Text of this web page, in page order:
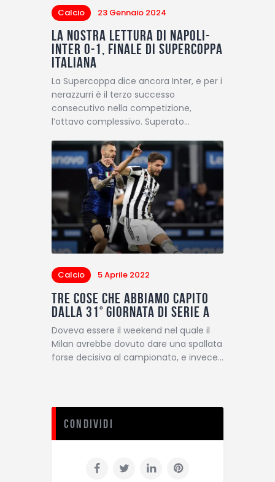
Calcio 23 Gennaio 2024
La nostra lettura di Napoli-
Inter 0-1, finale di Supercoppa
italiana
La Supercoppa dice ancora Inter, e per i
nerazzurri è il terzo successo
consecutivo nella competizione,
l’ottavo complessivo. Superato…
Calcio 5 Aprile 2022
Tre cose che abbiamo capito
dalla 31° giornata di Serie A
Doveva essere il weekend nel quale il
Milan avrebbe dovuto dare una spallata
forse decisiva al campionato, e invece…
Condividi